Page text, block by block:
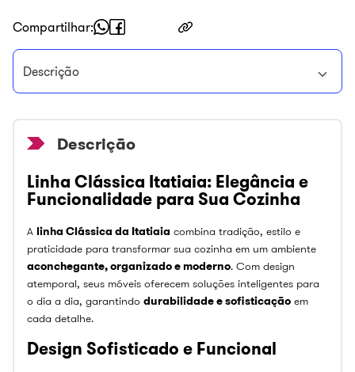
Compartilhar
Descrição
Linha Clássica Itatiaia: Elegância e
Funcionalidade para Sua Cozinha
A linha Clássica da Itatiaia combina tradição, estilo e
praticidade para transformar sua cozinha em um ambiente
aconchegante, organizado e moderno. Com design
atemporal, seus móveis oferecem soluções inteligentes para
o dia a dia, garantindo durabilidade e sofisticação em
cada detalhe.
Design Sofisticado e Funcional